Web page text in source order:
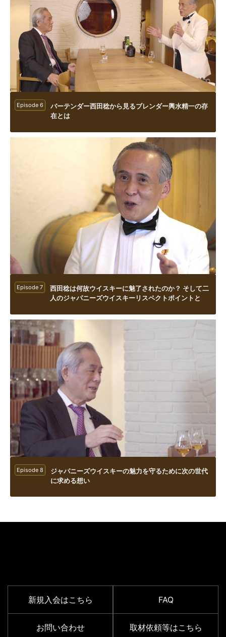
Episode 6
バーテンダー西田稔から見るブレンダー輿水精一の存
在とは
Episode 7
西田稔は何故ウイスキーに魅了されたのか？ そして二
人のジャパニーズウイスキーリスペクトポイントと
Episode 8
ジャパニーズウイスキーの魅力を守るために次の世代
に求める想い
新規入会はこちら FAQ
お問い合わせ 取材依頼等はこちら